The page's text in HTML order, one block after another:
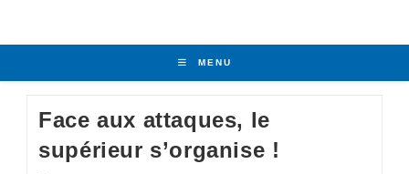
MENU
Face aux attaques, le
supérieur s’organise !